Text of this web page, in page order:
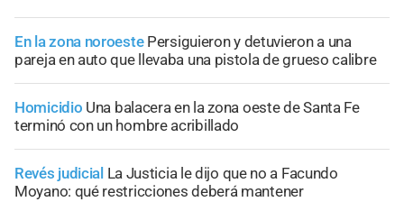
En la zona noroeste Persiguieron y detuvieron a una
pareja en auto que llevaba una pistola de grueso calibre
Homicidio Una balacera en la zona oeste de Santa Fe
terminó con un hombre acribillado
Revés judicial La Justicia le dijo que no a Facundo
Moyano: qué restricciones deberá mantener